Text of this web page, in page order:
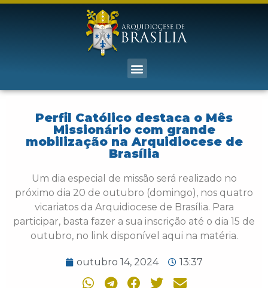
Perfil Católico destaca o Mês
Missionário com grande
mobilização na Arquidiocese de
Brasília
Um dia especial de missão será realizado no
próximo dia 20 de outubro (domingo), nos quatro
vicariatos da Arquidiocese de Brasília. Para
participar, basta fazer a sua inscrição até o dia 15 de
outubro, no link disponível aqui na matéria.
outubro 14, 2024 13:37